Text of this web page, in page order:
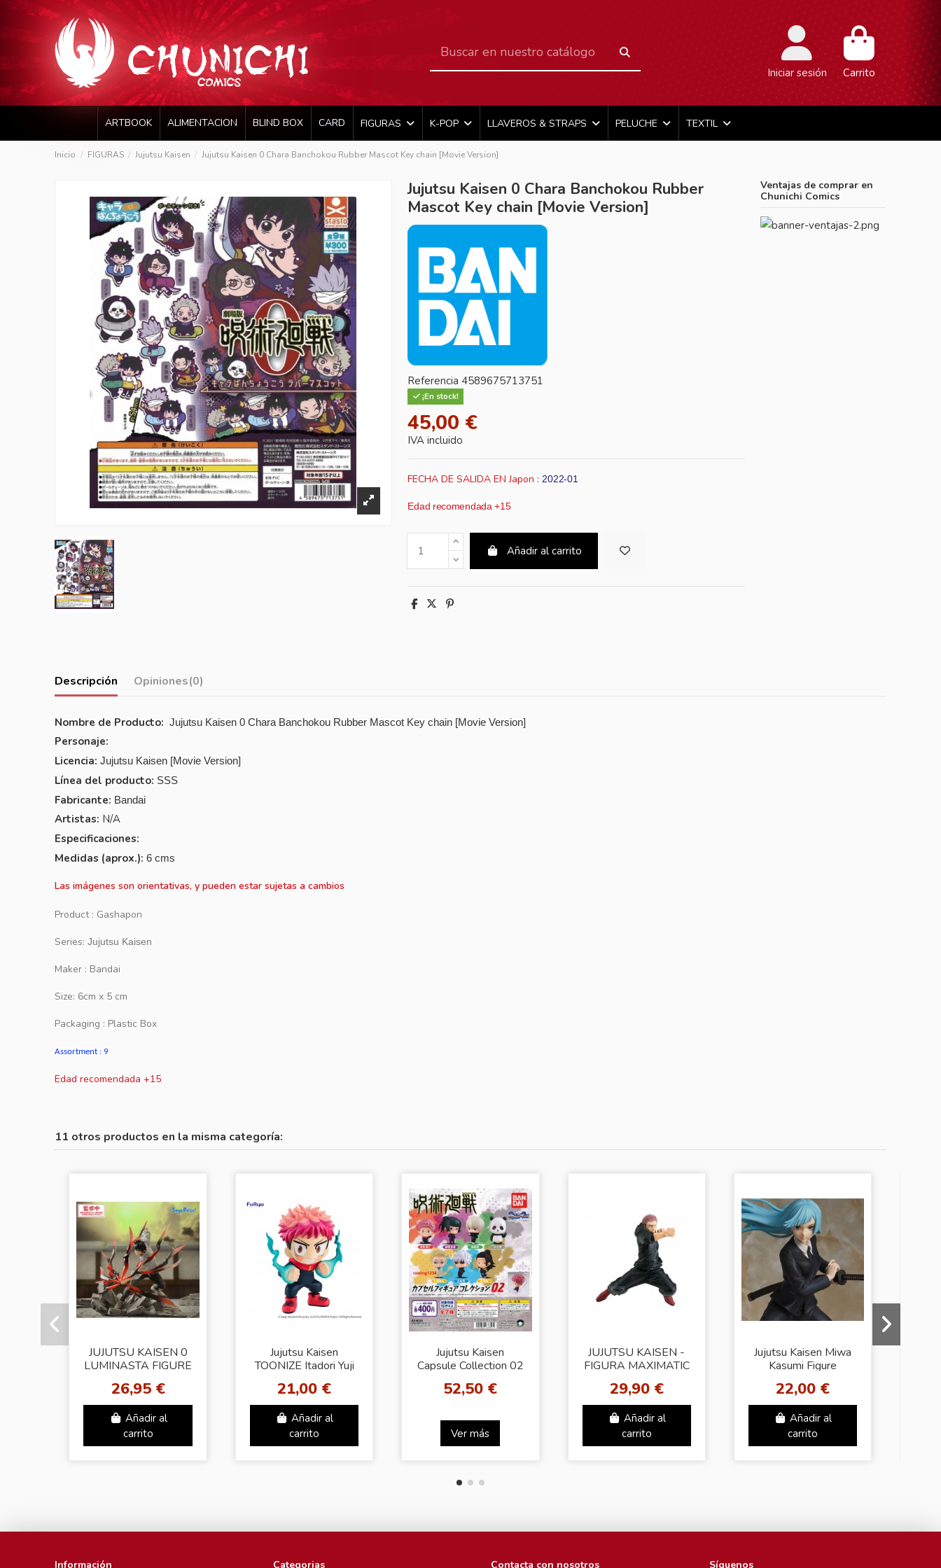
Iniciar sesión Carrito
ARTBOOK ALIMENTACION BLIND BOX CARD FIGURAS K-POP LLAVEROS & STRAPS PELUCHE TEXTIL
Inicio FIGURAS Jujutsu Kaisen Jujutsu Kaisen 0 Chara Banchokou Rubber Mascot Key chain [Movie Version]
Jujutsu Kaisen 0 Chara Banchokou Rubber
Mascot Key chain [Movie Version]
Referencia 4589675713751
¡En stock!
45,00 €
IVA incluido
FECHA DE SALIDA EN Japon : 2022-01
Edad recomendada +15
Añadir al carrito
Ventajas de comprar en
Chunichi Comics
Descripción Opiniones(0)
Nombre de Producto: Jujutsu Kaisen 0 Chara Banchokou Rubber Mascot Key chain [Movie Version]
Personaje:
Licencia: Jujutsu Kaisen [Movie Version]
Línea del producto: SSS
Fabricante: Bandai
Artistas: N/A
Especificaciones:
Medidas (aprox.): 6 cms
Las imágenes son orientativas, y pueden estar sujetas a cambios
Product : Gashapon
Series:Jujutsu Kaisen
Maker : Bandai
Size: 6cm x 5 cm
Packaging : Plastic Box
Assortment : 9
Edad recomendada +15
11 otros productos en la misma categoría:
JUJUTSU KAISEN 0
LUMINASTA FIGURE
26,95 €
Añadir al
carrito
Jujutsu Kaisen
TOONIZE Itadori Yuji
21,00 €
Añadir al
carrito
Jujutsu Kaisen
Capsule Collection 02
52,50 €
Ver más
JUJUTSU KAISEN -
FIGURA MAXIMATIC
29,90 €
Añadir al
carrito
Jujutsu Kaisen Miwa
Kasumi Figure
22,00 €
Añadir al
carrito
Información Categorias Contacta con nosotros Síguenos